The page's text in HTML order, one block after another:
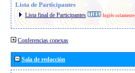
Lista de Participantes
Lista final de Participantes Inglés solamente
Conferencias conexas
Sala de redacción